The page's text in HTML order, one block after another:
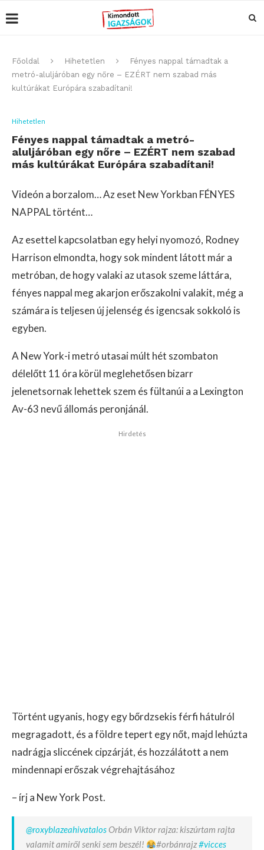
Főoldal Hihetetlen
Fényes nappal támadtak a
metró-aluljáróban egy nőre – EZÉRT nem szabad más
kultúrákat Európára szabadítani!
Hihetetlen
Fényes nappal támadtak a metró-
aluljáróban egy nőre – EZÉRT nem szabad
más kultúrákat Európára szabadítani!
Videón a borzalom… Az eset New Yorkban FÉNYES
NAPPAL történt…
Az esettel kapcsolatban egy helyi nyomozó, Rodney
Harrison elmondta, hogy sok mindent látott már a
metróban, de hogy valaki az utasok szeme láttára,
fényes nappal meg akarjon erőszakolni valakit, még a
számára is teljesen új jelenség és igencsak sokkoló is
egyben.
A New York-i metró utasai múlt hét szombaton
délelőtt 11 óra körül meglehetősen bizarr
jelenetsornak lehettek szem és fültanúi a a Lexington
Av-63 nevű állomás peronjánál.
Hirdetés
Történt ugyanis, hogy egy bőrdzsekis férfi hátulról
megragadott, és a földre tepert egy nőt, majd lehúzta
nadrágja sliccének cipzárját, és hozzálátott a nem
mindennapi erőszak végrehajtásához
– írj a New York Post.
@roxyblazeahivatalosOrbán Viktor rajza: kiszúrtam rajta
valamit amiről senki sem beszél!
#orbánrajz#vicces